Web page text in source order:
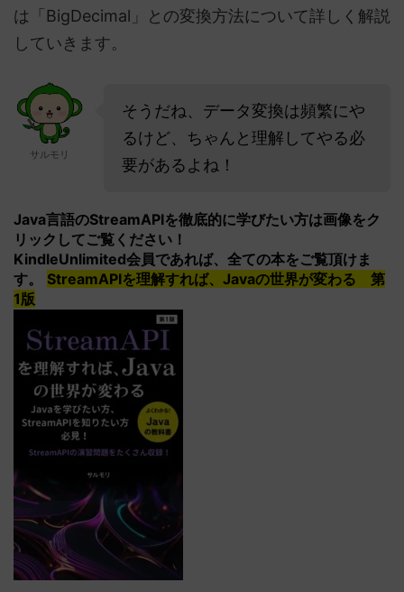
は「BigDecimal」との変換方法について詳しく解説
していきます。
サルモリ
そうだね、データ変換は頻繁にや
るけど、ちゃんと理解してやる必
要があるよね！
Java言語のStreamAPIを徹底的に学びたい方は画像をク
リックしてご覧ください！
KindleUnlimited会員であれば、全ての本をご覧頂けま
す。
StreamAPIを理解すれば、Javaの世界が変わる 第
1版